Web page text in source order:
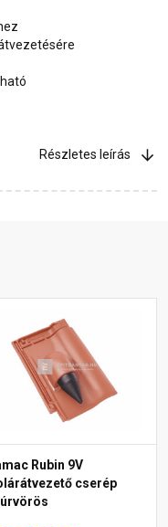
Részletes leírás
Rubin 9V
cserép